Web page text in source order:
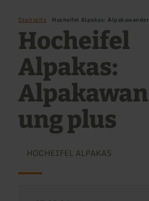
Startseite Hocheifel Alpakas:
Hocheifel
Alpakas:
ung plus
HOCHEIFEL ALPAKAS